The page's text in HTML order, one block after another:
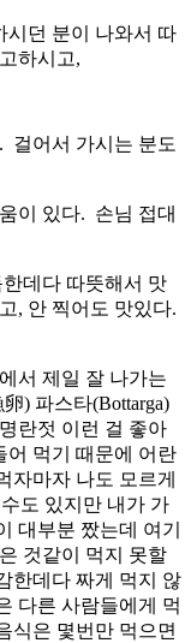
시던 분이 나와서 따
하시고,
걸어서 가시는 분도
이 있다. 손님 접대
데다 따뜻해서 맛
, 안 찍어도 맛있다.
서 제일 잘 나가는
) 파스타(Bottarga)
란젓 이런 걸 좋아
어 먹기 때문에 어란
마자 나도 모르게
도 있지만 내가 가
대부분 짰는데 여기
것같이 먹지 못할
한데다 짜게 먹지 않
다른 사람들에게 먹
식은 몇번만 먹으면